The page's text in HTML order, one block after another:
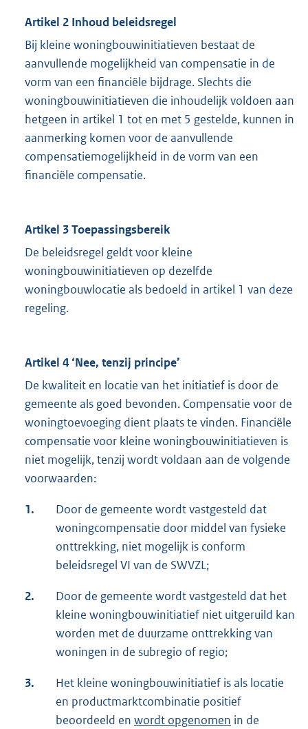
Artikel 2 Inhoud beleidsregel
Bij kleine woningbouwinitiatieven bestaat de
aanvullende mogelijkheid van compensatie in de
vorm van een financiële bijdrage. Slechts die
woningbouwinitiatieven die inhoudelijk voldoen aan
hetgeen in artikel 1 tot en met 5 gestelde, kunnen in
aanmerking komen voor de aanvullende
compensatiemogelijkheid in de vorm van een
financiële compensatie.
Artikel 3 Toepassingsbereik
De beleidsregel geldt voor kleine
woningbouwinitiatieven op dezelfde
woningbouwlocatie als bedoeld in artikel 1 van deze
regeling.
Artikel 4 ‘Nee, tenzij principe’
De kwaliteit en locatie van het initiatief is door de
gemeente als goed bevonden. Compensatie voor de
woningtoevoeging dient plaats te vinden. Financiële
compensatie voor kleine woningbouwinitiatieven is
niet mogelijk, tenzij wordt voldaan aan de volgende
voorwaarden:
1.
Door de gemeente wordt vastgesteld dat
woningcompensatie door middel van fysieke
onttrekking, niet mogelijk is conform
beleidsregel VI van de SWVZL;
2.
Door de gemeente wordt vastgesteld dat het
kleine woningbouwinitiatief niet uitgeruild kan
worden met de duurzame onttrekking van
woningen in de subregio of regio;
3.
Het kleine woningbouwinitiatief is als locatie
en productmarktcombinatie positief
beoordeeld en wordt opgenomen in de